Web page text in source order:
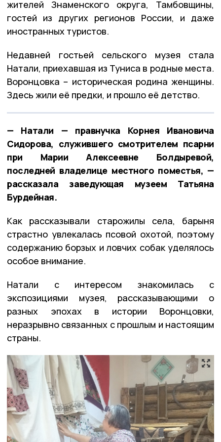
жителей Знаменского округа, Тамбовщины,
гостей из других регионов России, и даже
иностранных туристов.
Недавней гостьей сельского музея стала
Натали, приехавшая из Туниса в родные места.
Воронцовка – историческая родина женщины.
Здесь жили её предки, и прошло её детство.
— Натали — правнучка Корнея Ивановича
Сидорова, служившего смотрителем псарни
при Марии Алексеевне Болдыревой,
последней владелице местного поместья, —
рассказала заведующая музеем Татьяна
Бурдейная.
Как рассказывали старожилы села, барыня
страстно увлекалась псовой охотой, поэтому
содержанию борзых и ловчих собак уделялось
особое внимание.
Натали с интересом знакомилась с
экспозициями музея, рассказывающими о
разных эпохах в истории Воронцовки,
неразрывно связанных с прошлым и настоящим
страны.